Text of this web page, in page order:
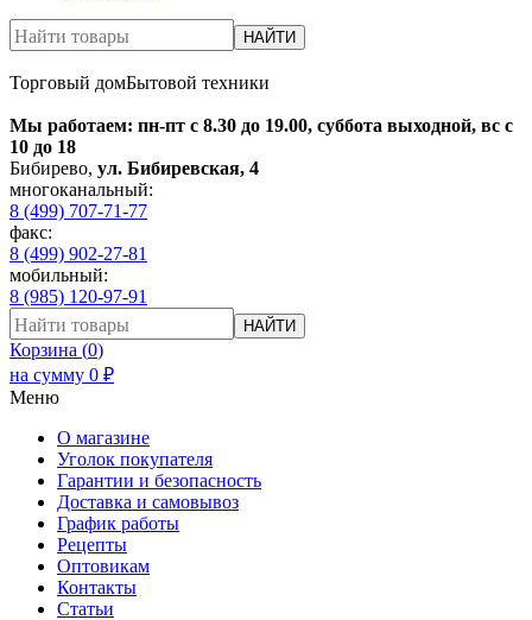
НАЙТИ
Торговый домБытовой техники
Мы работаем: пн-пт с 8.30 до 19.00, суббота выходной, вс с
10 до 18
Бибирево, ул. Бибиревская, 4
многоканальный:
8 (499) 707-71-77
факс:
8 (499) 902-27-81
мобильный:
8 (985) 120-97-91
НАЙТИ
Корзина (0)
на сумму 0 ₽
Меню
О магазине
Уголок покупателя
Гарантии и безопасность
Доставка и самовывоз
График работы
Рецепты
Оптовикам
Контакты
Статьи